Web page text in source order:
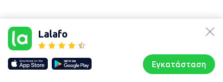
Lalafo
Εγκατάσταση
Our websites
lalafo.kg
lalafo.rs
lalafo.pl
Sitemap
Χάρτης
Συζητήσεις Προφίλ